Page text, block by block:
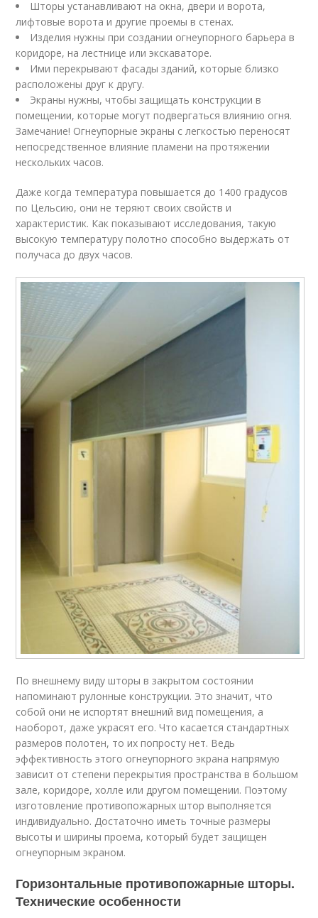
Шторы устанавливают на окна, двери и ворота,
лифтовые ворота и другие проемы в стенах.
Изделия нужны при создании огнеупорного барьера в
коридоре, на лестнице или экскаваторе.
Ими перекрывают фасады зданий, которые близко
расположены друг к другу.
Экраны нужны, чтобы защищать конструкции в
помещении, которые могут подвергаться влиянию огня.
Замечание! Огнеупорные экраны с легкостью переносят
непосредственное влияние пламени на протяжении
нескольких часов.
Даже когда температура повышается до 1400 градусов
по Цельсию, они не теряют своих свойств и
характеристик. Как показывают исследования, такую
высокую температуру полотно способно выдержать от
получаса до двух часов.
По внешнему виду шторы в закрытом состоянии
напоминают рулонные конструкции. Это значит, что
собой они не испортят внешний вид помещения, а
наоборот, даже украсят его. Что касается стандартных
размеров полотен, то их попросту нет. Ведь
эффективность этого огнеупорного экрана напрямую
зависит от степени перекрытия пространства в большом
зале, коридоре, холле или другом помещении. Поэтому
изготовление противопожарных штор выполняется
индивидуально. Достаточно иметь точные размеры
высоты и ширины проема, который будет защищен
огнеупорным экраном.
Горизонтальные противопожарные шторы.
Технические особенности